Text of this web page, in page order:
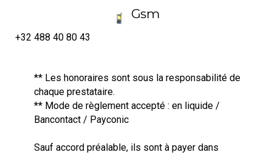
Gsm
+32 488 40 80 43
** Les honoraires sont sous la responsabilité de
chaque prestataire.
** Mode de règlement accepté : en liquide /
Bancontact / Payconic
Sauf accord préalable, ils sont à payer dans